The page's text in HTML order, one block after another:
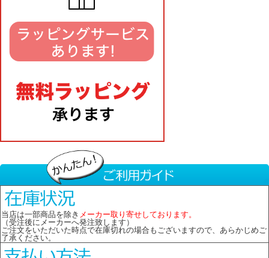
当店は一部商品を除き メーカー取り寄せしております。
（受注後にメーカーへ発注致します）
ご注文をいただいた時点で在庫切れの場合もございますので、あらかじめご
了承ください。